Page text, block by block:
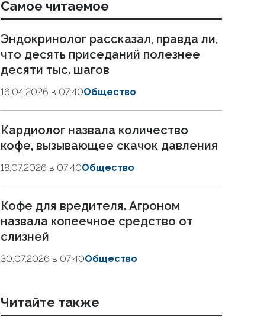
Самое читаемое
Эндокринолог рассказал, правда ли,
что десять приседаний полезнее
десяти тыс. шагов
16.04.2026 в 07:40Общество
Кардиолог назвала количество
кофе, вызывающее скачок давления
18.07.2026 в 07:40Общество
Кофе для вредителя. Агроном
назвала копеечное средство от
слизней
30.07.2026 в 07:40Общество
Читайте также